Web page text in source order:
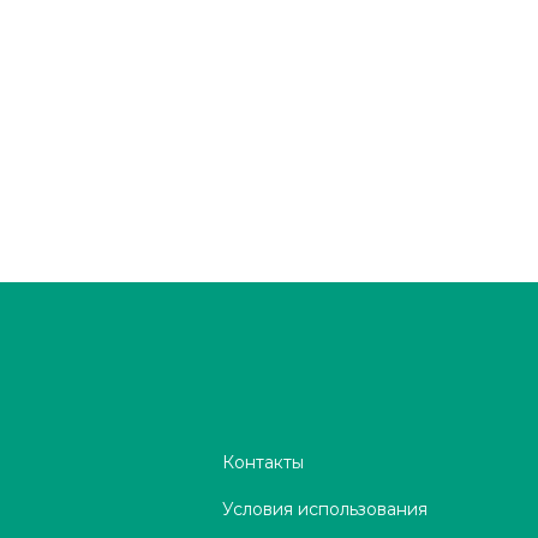
Контакты
Условия использования